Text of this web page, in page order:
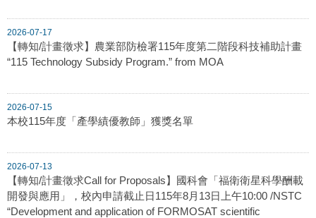
2026-07-17
【轉知/計畫徵求】農業部防檢署115年度第二階段科技補助計畫
“115 Technology Subsidy Program.” from MOA
2026-07-15
本校115年度「產學績優教師」獲獎名單
2026-07-13
【轉知/計畫徵求Call for Proposals】國科會「福衛衛星科學酬載
開發與應用」，校內申請截止日115年8月13日上午10:00 /NSTC
“Development and application of FORMOSAT scientific